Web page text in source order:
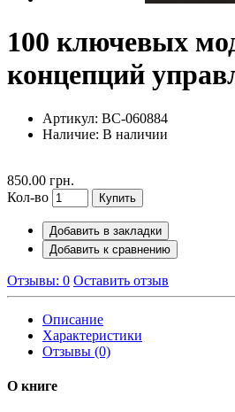
100 ключевых
концепций
Артикул: BC-060884
Наличие: В наличии
850.00 грн.
Кол-во
Купить
Добавить в закладки
Добавить к сравнению
Отзывы: 0 Оставить отзыв
Описание
Характеристики
Отзывы (0)
О книге